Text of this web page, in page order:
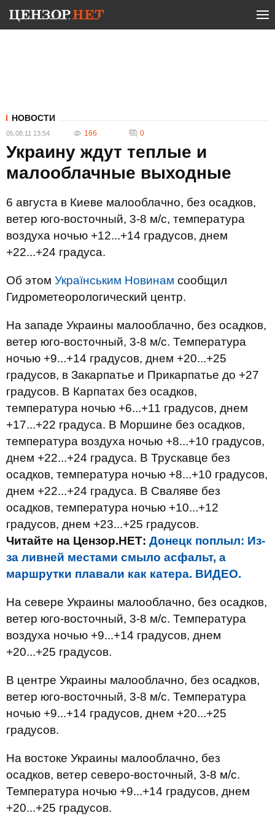
НОВОСТИ
05.08.11 13:54 166 0
Украину ждут теплые и
малооблачные выходные
6 августа в Киеве малооблачно, без осадков,
ветер юго-восточный, 3-8 м/с, температура
воздуха ночью +12...+14 градусов, днем
+22...+24 градуса.
Об этом Українським Новинам сообщил
Гидрометеорологический центр.
На западе Украины малооблачно, без осадков,
ветер юго-восточный, 3-8 м/с. Температура
ночью +9...+14 градусов, днем +20...+25
градусов, в Закарпатье и Прикарпатье до +27
градусов. В Карпатах без осадков,
температура ночью +6...+11 градусов, днем
+17...+22 градуса. В Моршине без осадков,
температура воздуха ночью +8...+10 градусов,
днем +22...+24 градуса. В Трускавце без
осадков, температура ночью +8...+10 градусов,
днем +22...+24 градуса. В Сваляве без
осадков, температура ночью +10...+12
градусов, днем +23...+25 градусов.
Читайте на Цензор.НЕТ: Донецк поплыл: Из-
за ливней местами смыло асфальт, а
маршрутки плавали как катера. ВИДЕО.
На севере Украины малооблачно, без осадков,
ветер юго-восточный, 3-8 м/с. Температура
воздуха ночью +9...+14 градусов, днем
+20...+25 градусов.
В центре Украины малооблачно, без осадков,
ветер юго-восточный, 3-8 м/с. Температура
ночью +9...+14 градусов, днем +20...+25
градусов.
На востоке Украины малооблачно, без
осадков, ветер северо-восточный, 3-8 м/с.
Температура ночью +9...+14 градусов, днем
+20...+25 градусов.